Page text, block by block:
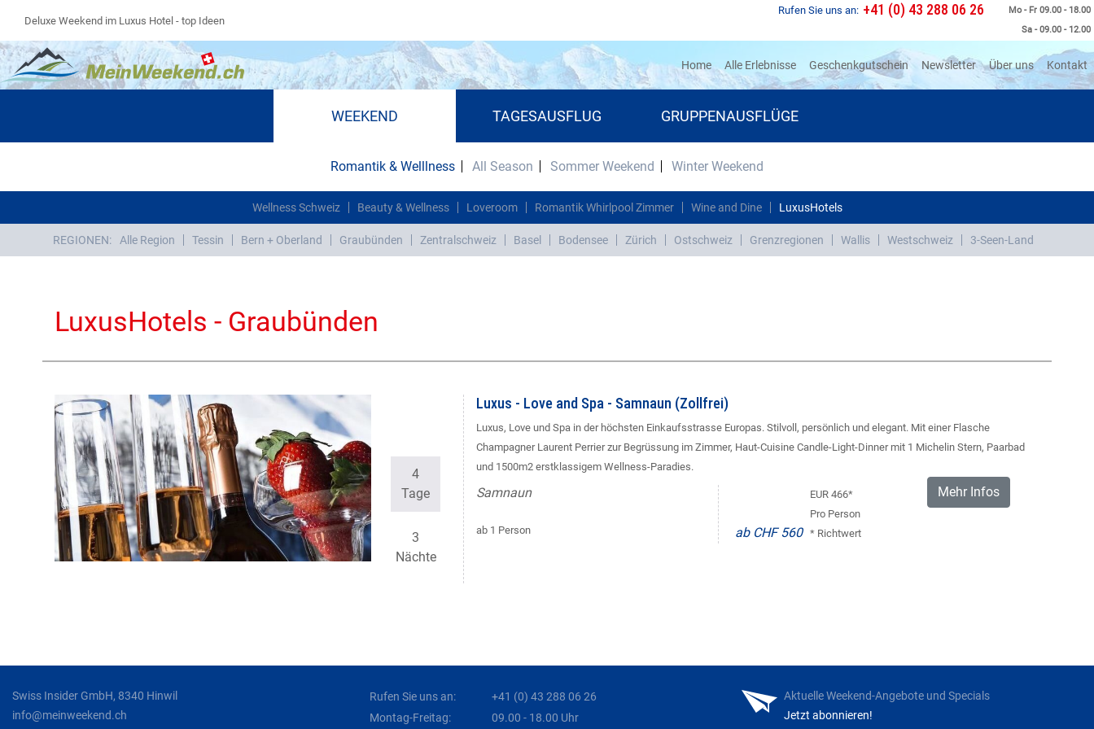
Deluxe Weekend im Luxus Hotel - top Ideen
Mo - Fr 09.00 - 18.00
Sa - 09.00 - 12.00
Rufen Sie uns an: +41 (0) 43 288 06 26
Home(current)
Alle Erlebnisse Geschenkgutschein Newsletter Über uns Kontakt
WEEKEND TAGESAUSFLUG GRUPPENAUSFLÜGE
Romantik & Welllness All Season Sommer Weekend Winter Weekend
Wellness Schweiz Beauty & Wellness Loveroom Romantik Whirlpool Zimmer Wine and Dine LuxusHotels
REGIONEN: Alle Region Tessin Bern + Oberland Graubünden Zentralschweiz Basel Bodensee Zürich Ostschweiz Grenzregionen Wallis Westschweiz 3-Seen-Land
LuxusHotels - Graubünden
4
Tage
3
Nächte
Luxus - Love and Spa - Samnaun (Zollfrei)
Luxus, Love und Spa in der höchsten Einkaufsstrasse Europas. Stilvoll, persönlich und elegant. Mit einer Flasche
Champagner Laurent Perrier zur Begrüssung im Zimmer, Haut-Cuisine Candle-Light-Dinner mit 1 Michelin Stern, Paarbad
und 1500m2 erstklassigem Wellness-Paradies.
Samnaun
ab 1 Person ab CHF 560
EUR 466*
Pro Person
* Richtwert
Mehr Infos
Swiss Insider GmbH, 8340 Hinwil
info@meinweekend.ch
Rufen Sie uns an:
+41 (0) 43 288 06 26
Montag-Freitag:
09.00 - 18.00 Uhr
Aktuelle Weekend-Angebote und Specials
Jetzt abonnieren!